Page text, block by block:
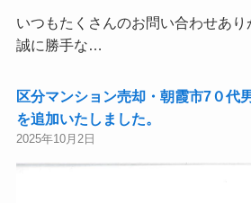
いつもたくさんのお問い合わせあり
誠に勝手な…
区分マンション売却・朝霞市7０代
を追加いたしました。
2025年10月2日